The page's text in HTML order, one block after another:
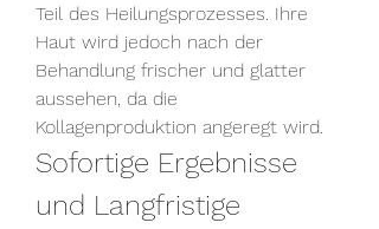
Teil des Heilungsprozesses. Ihre
Haut wird jedoch nach der
Behandlung frischer und glatter
aussehen, da die
Kollagenproduktion angeregt wird.
Sofortige Ergebnisse
und Langfristige